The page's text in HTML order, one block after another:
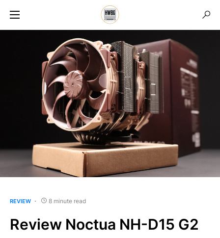
REVIEW 8 minute read
Review Noctua NH-D15 G2